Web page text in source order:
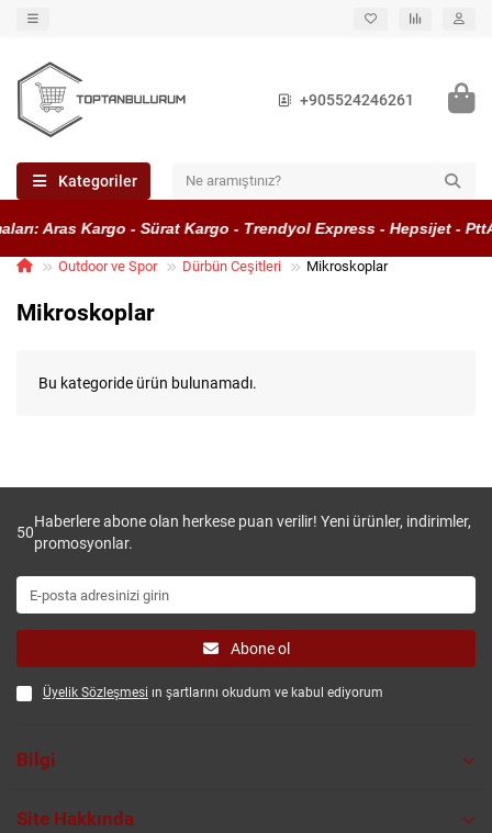
+905524246261
Kategoriler
Aras Kargo - Sürat Kargo - Trendyol Express - Hepsijet -
Outdoor ve Spor Dürbün Ceşitleri Mikroskoplar
Mikroskoplar
Bu kategoride ürün bulunamadı.
50
Haberlere abone olan herkese puan verilir! Yeni ürünler, indirimler,
promosyonlar.
Abone ol
Üyelik Sözleşmesi ın şartlarını okudum ve kabul ediyorum
Bilgi
Site Hakkında